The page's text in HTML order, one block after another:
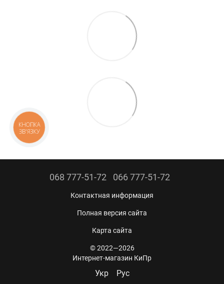
068 777-51-72 066 777-51-72
Контактная информация
Полная версия сайта
Карта сайта
© 2022—2026
Интернет-магазин КиПр
Укр Рус
КНОПКА
ЗВ'ЯЗКУ